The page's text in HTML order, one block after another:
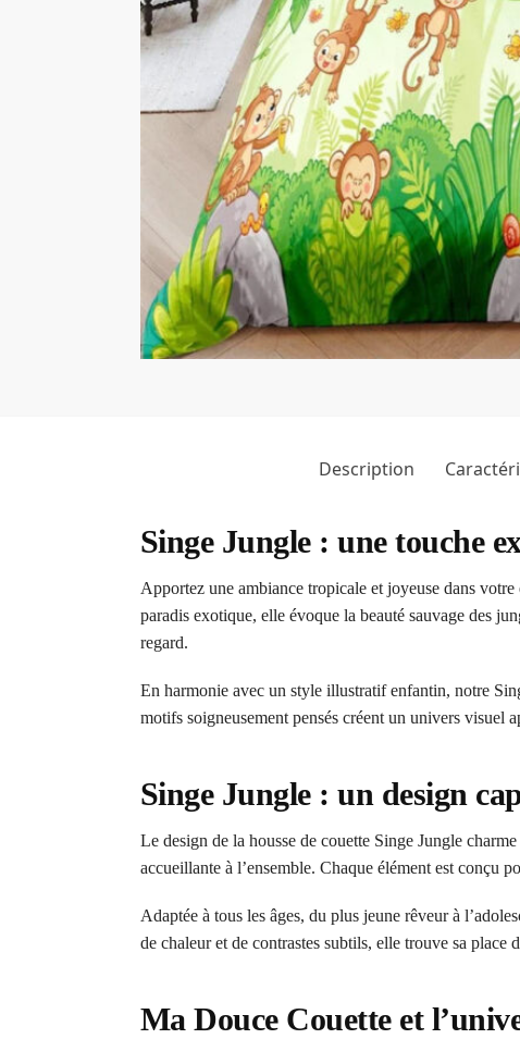
Description
Singe Jungle : une touche
Apportez une ambiance tropicale et joyeuse dans
paradis exotique, elle évoque la beauté sauvage des
regard.
En harmonie avec un style illustratif enfantin, notre
motifs soigneusement pensés créent un univers visuel
Singe Jungle : un design
Le design de la housse de couette Singe Jungle
accueillante à l’ensemble. Chaque élément est conçu
Adaptée à tous les âges, du plus jeune rêveur à
de chaleur et de contrastes subtils, elle trouve sa
Ma Douce Couette et